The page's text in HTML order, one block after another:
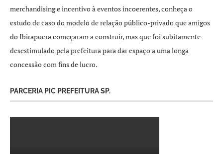
merchandising e incentivo à eventos incoerentes, conheça o
estudo de caso do modelo de relação público-privado que amigos
do Ibirapuera começaram a construir, mas que foi subitamente
desestimulado pela prefeitura para dar espaço a uma longa
concessão com fins de lucro.
PARCERIA PIC PREFEITURA SP.